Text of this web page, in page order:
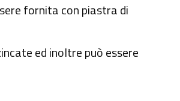
fornita con piastra di
ed inoltre può essere